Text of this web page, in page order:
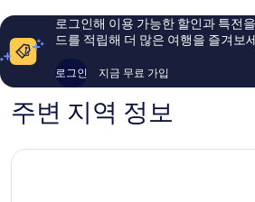
요,
용
후
개
로그인해 이용 가능한 할인과 특전
드를 적립해 더 많은 여행을 즐겨보
로그인 지금 무료 가입
주변 지역 정보